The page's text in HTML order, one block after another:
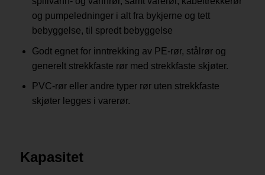
og pumpeledninger i alt fra bykjerne og tett
bebyggelse, til spredt bebyggelse
Godt egnet for inntrekking av PE-rør, stålrør og
generelt strekkfaste rør med strekkfaste skjøter.
PVC-rør eller andre typer rør uten strekkfaste
skjøter legges i varerør.
Kapasitet